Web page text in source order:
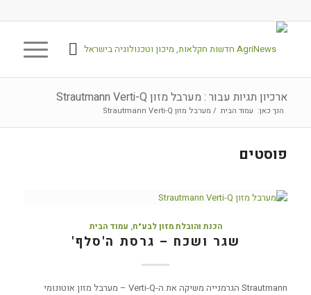
ארכיון תגיות עבור : מערבל מזון Strautmann Verti-Q
הנך כאן: עמוד הבית / מערבל מזון Strautmann Verti-Q
פוסטים
הכנת והובלת מזון לבע"ח, עמוד הבית
שגר ושכח – גרסת ה'סלף'
Strautmann הגרמנייה משיקה את ה-Verti-Q – מערבל מזון אוטונומי